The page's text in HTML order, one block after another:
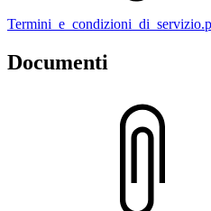
Documenti